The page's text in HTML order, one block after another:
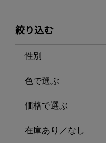
絞り込む
性別
色で選ぶ
価格で選ぶ
在庫あり／なし